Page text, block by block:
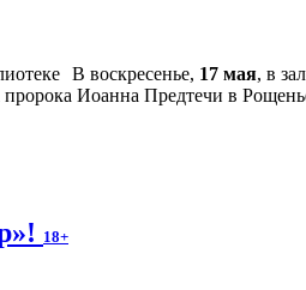
В воскресенье, 17 мая, в
Иоанна Предтечи в
18+